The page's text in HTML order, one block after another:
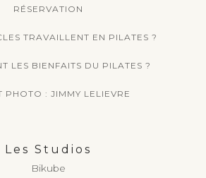
RÉSERVATION
TRAVAILLENT EN PILATES ?
LES BIENFAITS DU PILATES ?
PHOTO : JIMMY LELIEVRE
Les Studios
Bikube